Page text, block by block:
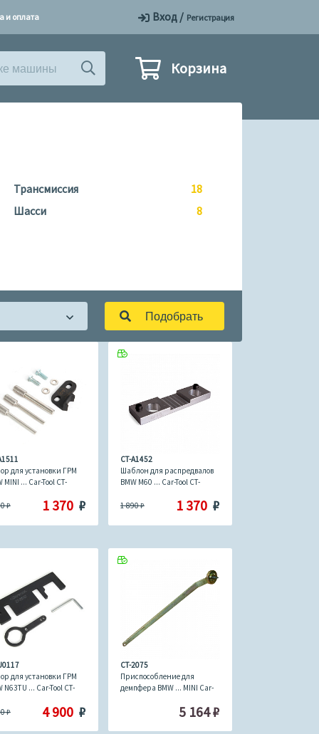
Вход / Регистрация
и оплата
Корзина
Трансмиссия
18
Шасси
8
Подобрать
для установки ГРМ
MINI ... Car-Tool CT-
₽ 1 370 ₽
CT-A1452
Шаблон для распредвалов
BMW M60 ... Car-Tool CT-
1 890₽ 1 370 ₽
для установки ГРМ
N63TU ... Car-Tool CT-
₽ 4 900 ₽
CT-2075
Приспособление для
демпфера BMW ... MINI Car-
5 164₽